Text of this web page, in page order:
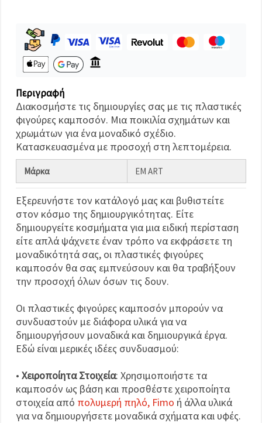
cookies και
κάνοντας
κλικ στο
κουμπί
Αποθήκευση.
Στον
ιστότοπο!
Ρυθμίσεις
Περιγραφή
Διακοσμήστε τις δημιουργίες σας με τις πλαστικές
φιγούρες καμποσόν. Μια ποικιλία σχημάτων και
χρωμάτων για ένα μοναδικό σχέδιο.
Κατασκευασμένα με προσοχή στη λεπτομέρεια.
Μάρκα EM ART
Εξερευνήστε τον κατάλογό μας και βυθιστείτε
στον κόσμο της δημιουργικότητας. Είτε
δημιουργείτε κοσμήματα για μια ειδική περίσταση
είτε απλά ψάχνετε έναν τρόπο να εκφράσετε τη
μοναδικότητά σας, οι πλαστικές φιγούρες
καμποσόν θα σας εμπνεύσουν και θα τραβήξουν
την προσοχή όλων όσων τις δουν.
Οι πλαστικές φιγούρες καμποσόν μπορούν να
συνδυαστούν με διάφορα υλικά για να
δημιουργήσουν μοναδικά και δημιουργικά έργα.
Εδώ είναι μερικές ιδέες συνδυασμού:
• Χειροποίητα Στοιχεία: Χρησιμοποιήστε τα
καμποσόν ως βάση και προσθέστε χειροποίητα
στοιχεία από πολυμερή πηλό, Fimo ή άλλα υλικά
για να δημιουργήσετε μοναδικά σχήματα και υφές.